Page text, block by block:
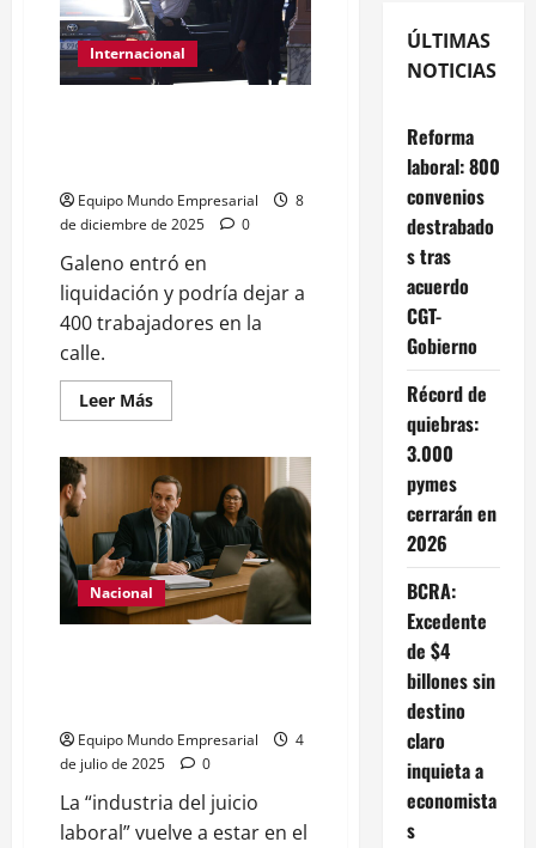
Internacional
Equipo Mundo Empresarial
8
de diciembre de 2025
0
Galeno entró en
liquidación y podría dejar a
400 trabajadores en la
calle.
Leer MásLeer
más
ART
al
borde
del
colapso,
temen
quiebras
masivas
por
Nacional
Equipo Mundo Empresarial
4
de julio de 2025
0
La “industria del juicio
laboral” vuelve a estar en el
ÚLTIMAS
NOTICIAS
Reforma
laboral: 800
convenios
destrabado
s tras
acuerdo
CGT-
Gobierno
Récord de
quiebras:
3.000
pymes
cerrarán en
2026
BCRA:
Excedente
de $4
billones sin
destino
claro
inquieta a
economista
s